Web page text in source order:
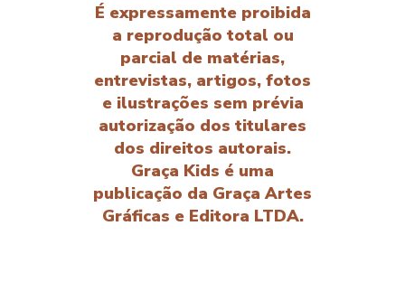
É expressamente proibida
a reprodução total ou
parcial de matérias,
entrevistas, artigos, fotos
e ilustrações sem prévia
autorização dos titulares
dos direitos autorais.
Graça Kids é uma
publicação da Graça Artes
Gráficas e Editora LTDA.